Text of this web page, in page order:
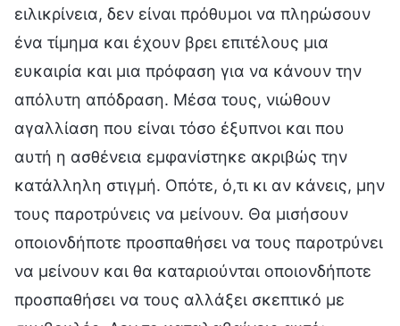
ειλικρίνεια, δεν είναι πρόθυμοι να πληρώσουν
ένα τίμημα και έχουν βρει επιτέλους μια
ευκαιρία και μια πρόφαση για να κάνουν την
απόλυτη απόδραση. Μέσα τους, νιώθουν
αγαλλίαση που είναι τόσο έξυπνοι και που
αυτή η ασθένεια εμφανίστηκε ακριβώς την
κατάλληλη στιγμή. Οπότε, ό,τι κι αν κάνεις, μην
τους παροτρύνεις να μείνουν. Θα μισήσουν
οποιονδήποτε προσπαθήσει να τους παροτρύνει
να μείνουν και θα καταριούνται οποιονδήποτε
προσπαθήσει να τους αλλάξει σκεπτικό με